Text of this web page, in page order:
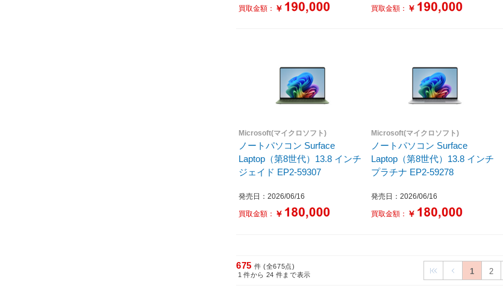
買取金額： ￥
24GB /SSD：512GB /M365 (24
買取金額： ￥
Microsoft(マイクロソフト)
ノートパソコン Surface
Laptop（第8世代）13.8 インチ
ジェイド EP2-59307
発売日：2026/06/16
買取金額： ￥
Microsoft(マイクロソフト)
ノートパソコン Surface
Laptop（第8世代）13.8 インチ
プラチナ EP2-59278
発売日：2026/06/16
買取金額： ￥
675 件 (全675点)
1 件から 24 件まで表示 1 2